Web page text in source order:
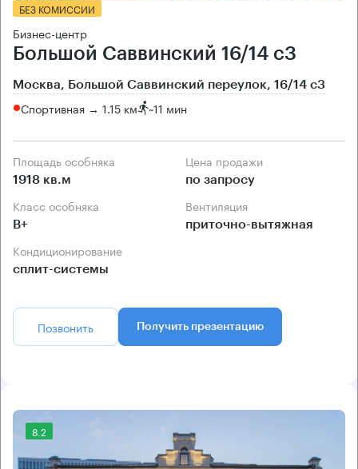
БЕЗ КОМИССИИ
Бизнес-центр
Большой Саввинский 16/14 с3
Москва, Большой Саввинский переулок, 16/14 с3
Спортивная → 1.15 км ~11 мин
Площадь особняка
1918 кв.м
Цена продажи
по запросу
Класс особняка
B+
Вентиляция
приточно-вытяжная
Кондиционирование
сплит-системы
Позвонить Получить презентацию
8.2